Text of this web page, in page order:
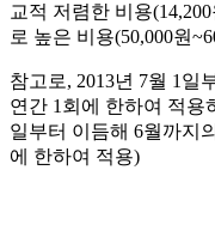
교적 저렴한 비용
로 높은 비용(50,000원
참고로, 2013년 7월 1일
연간 1회에 한하여 적용
일부터 이듬해 6월까지
에 한하여 적용)